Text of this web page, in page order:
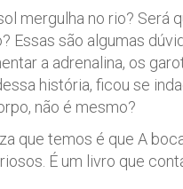
mergulha no rio?
Essas são algumas
a adrenalina, os
história, ficou se
não é mesmo?
que temos é que A
É um livro que